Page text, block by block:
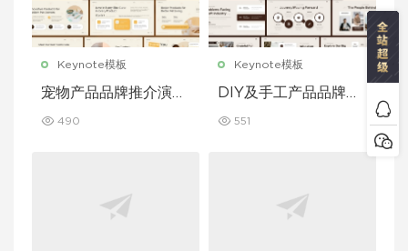
Keynote模板
宠物产品品牌推介演示
e 模板
490
Keynote模板
DIY及手工产品品牌推
eynote 模板
551